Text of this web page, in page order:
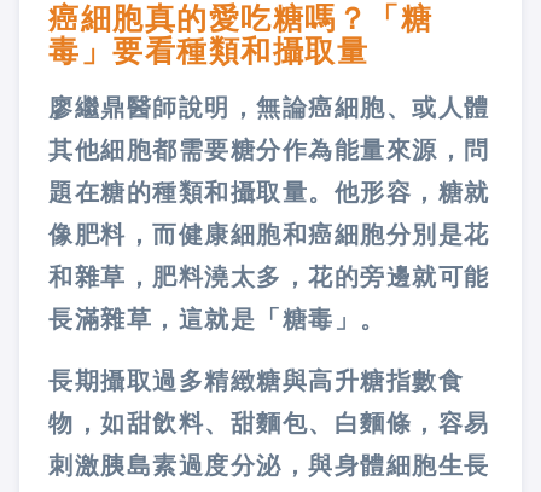
癌細胞真的愛吃糖嗎？「糖
毒」要看種類和攝取量
廖繼鼎醫師說明，無論癌細胞、或人體
其他細胞都需要糖分作為能量來源，問
題在糖的種類和攝取量。他形容，糖就
像肥料，而健康細胞和癌細胞分別是花
和雜草，肥料澆太多，花的旁邊就可能
長滿雜草，這就是「糖毒」。
長期攝取過多精緻糖與高升糖指數食
物，如甜飲料、甜麵包、白麵條，容易
刺激胰島素過度分泌，與身體細胞生長